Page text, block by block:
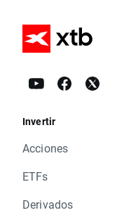
Invertir
Acciones
ETFs
Derivados